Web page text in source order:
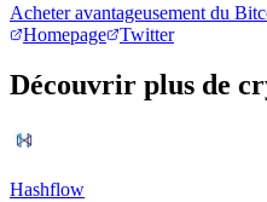
Acheter avantageusement du
Homepage
Twitter
Découvrir plus de
Hashflow